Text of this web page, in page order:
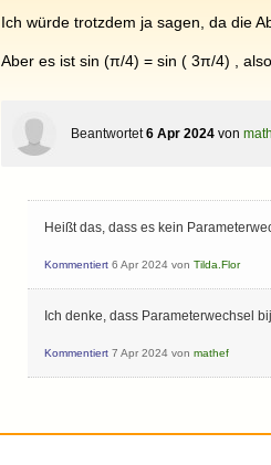
Ich würde trotzdem ja sagen, da die
Aber es ist sin (π/4) = sin ( 3π/4) ,
Beantwortet 6 Apr 2024 von
Heißt das, dass es kein
Kommentiert 6 Apr 2024 vonTilda.Flor
Ich denke, dass Parameterwechsel
Kommentiert 7 Apr 2024 vonmathef